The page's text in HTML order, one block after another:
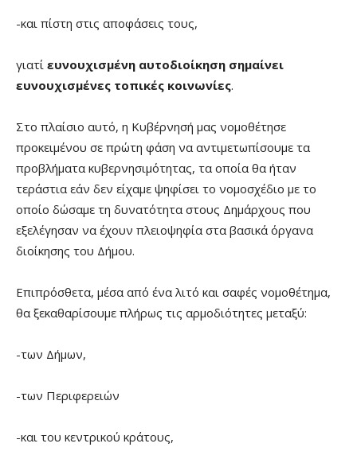
-και πίστη στις αποφάσεις τους,
γιατί ευνουχισμένη αυτοδιοίκηση σημαίνει
ευνουχισμένες τοπικές κοινωνίες.
Στο πλαίσιο αυτό, η Κυβέρνησή μας νομοθέτησε
προκειμένου σε πρώτη φάση να αντιμετωπίσουμε τα
προβλήματα κυβερνησιμότητας, τα οποία θα ήταν
τεράστια εάν δεν είχαμε ψηφίσει το νομοσχέδιο με το
οποίο δώσαμε τη δυνατότητα στους Δημάρχους που
εξελέγησαν να έχουν πλειοψηφία στα βασικά όργανα
διοίκησης του Δήμου.
Επιπρόσθετα, μέσα από ένα λιτό και σαφές νομοθέτημα,
θα ξεκαθαρίσουμε πλήρως τις αρμοδιότητες μεταξύ:
-των Δήμων,
-των Περιφερειών
-και του κεντρικού κράτους,